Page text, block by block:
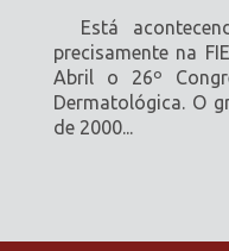
Está
precisamente na
Abril o 26º
Dermatológica. O
de 2000...